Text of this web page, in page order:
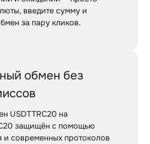
введите сумму и
за пару кликов.
обмен без
USDTTRC20 на
защищён с помощью
современных протоколов